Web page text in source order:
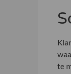
te